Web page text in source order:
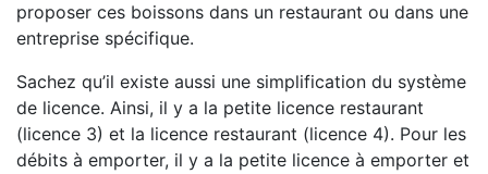
proposer ces boissons dans un restaurant ou dans une
entreprise spécifique.
Sachez qu’il existe aussi une simplification du système
de licence. Ainsi, il y a la petite licence restaurant
(licence 3) et la licence restaurant (licence 4). Pour les
débits à emporter, il y a la petite licence à emporter et